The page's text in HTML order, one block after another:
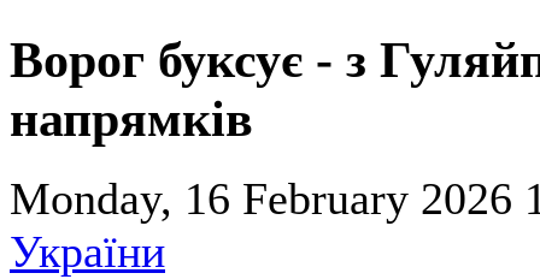
Ворог буксує - з
напрямків
Monday, 16 February 2026
України